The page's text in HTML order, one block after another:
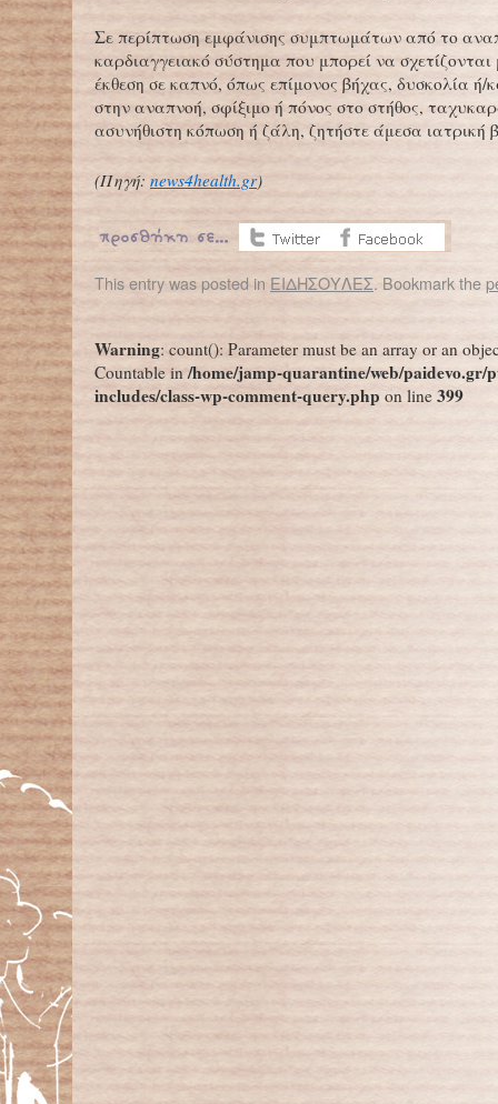
Σε περίπτωση εμφάνισης συμπτωμάτων από το
καρδιαγγειακό σύστημα που μπορεί να σχετίζονται
έκθεση σε καπνό, όπως επίμονος βήχας, δυσκολία ή/
στην αναπνοή, σφίξιμο ή πόνος στο στήθος,
ασυνήθιστη κόπωση ή ζάλη, ζητήστε άμεσα ιατρική
(Πηγή: news4health.gr)
This entry was posted in ΕΙΔΗΣΟΥΛΕΣ. Bookmark the
Warning: count(): Parameter must be an array or an
Countable in/home/jamp-quarantine/web/paidevo.gr/
includes/class-wp-comment-query.php on line 399